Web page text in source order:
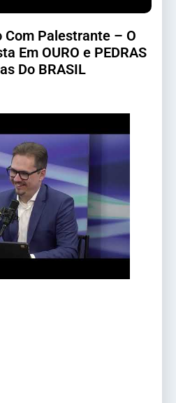
Com Palestrante – O
Em OURO e PEDRAS
Do BRASIL